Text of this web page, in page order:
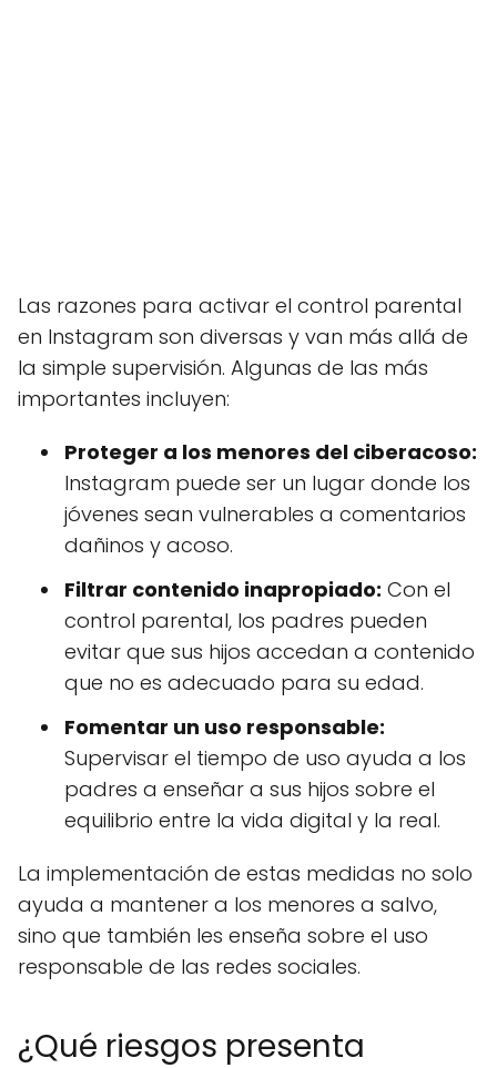
Las razones para activar el control parental
en Instagram son diversas y van más allá de
la simple supervisión. Algunas de las más
importantes incluyen:
Proteger a los menores del ciberacoso:
Instagram puede ser un lugar donde los
jóvenes sean vulnerables a comentarios
dañinos y acoso.
Filtrar contenido inapropiado: Con el
control parental, los padres pueden
evitar que sus hijos accedan a contenido
que no es adecuado para su edad.
Fomentar un uso responsable:
Supervisar el tiempo de uso ayuda a los
padres a enseñar a sus hijos sobre el
equilibrio entre la vida digital y la real.
La implementación de estas medidas no solo
ayuda a mantener a los menores a salvo,
sino que también les enseña sobre el uso
responsable de las redes sociales.
¿Qué riesgos presenta